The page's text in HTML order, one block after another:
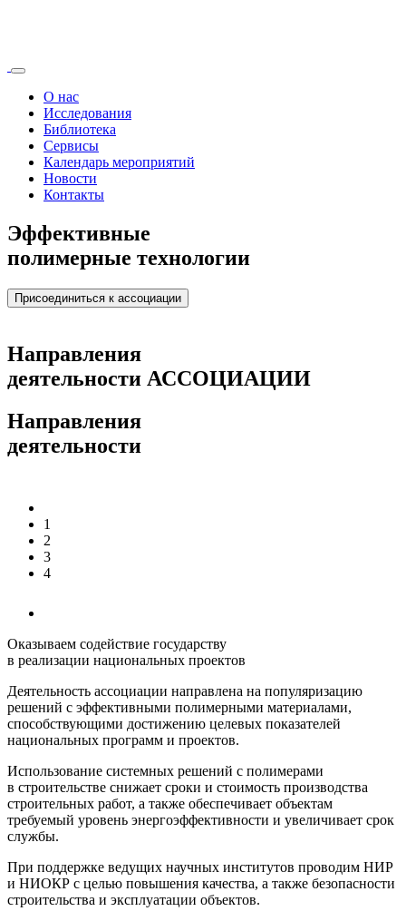
О нас
Исследования
Библиотека
Сервисы
Календарь мероприятий
Новости
Контакты
Эффективные
полимерные технологии
Присоединиться к ассоциации
Направления
деятельности АССОЦИАЦИИ
Направления
деятельности
1
2
3
4
Оказываем содействие государству
в реализации национальных проектов
Деятельность ассоциации направлена на популяризацию
решений с эффективными полимерными материалами,
способствующими достижению целевых показателей
национальных программ и проектов.
Использование системных решений с полимерами
в строительстве снижает сроки и стоимость производства
строительных работ, а также обеспечивает объектам
требуемый уровень энергоэффективности и увеличивает срок
службы.
При поддержке ведущих научных институтов проводим НИР
и НИОКР с целью повышения качества, а также безопасности
строительства и эксплуатации объектов.